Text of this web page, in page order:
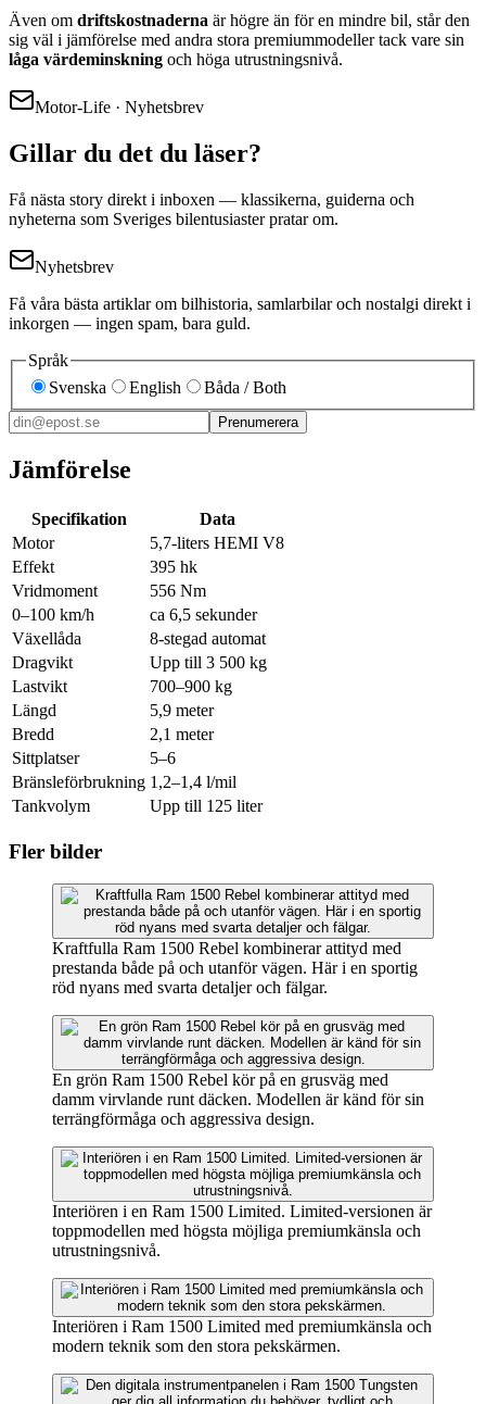
Även om driftskostnaderna är högre än för en mindre bil, står den
sig väl i jämförelse med andra stora premiummodeller tack vare sin
låga värdeminskning och höga utrustningsnivå.
Motor-Life · Nyhetsbrev
Gillar du det du läser?
Få nästa story direkt i inboxen — klassikerna, guiderna och
nyheterna som Sveriges bilentusiaster pratar om.
Nyhetsbrev
Få våra bästa artiklar om bilhistoria, samlarbilar och nostalgi direkt i
inkorgen — ingen spam, bara guld.
Språk
Svenska
English Båda / Both
Prenumerera
Jämförelse
Specifikation
Data
Motor
5,7-liters HEMI V8
Effekt
395 hk
Vridmoment
556 Nm
0–100 km/h
ca 6,5 sekunder
Växellåda
8-stegad automat
Dragvikt
Upp till 3 500 kg
Lastvikt
700–900 kg
Längd
5,9 meter
Bredd
2,1 meter
Sittplatser
5–6
Bränsleförbrukning 1,2–1,4 l/mil
Tankvolym
Upp till 125 liter
Fler bilder
Kraftfulla Ram 1500 Rebel kombinerar attityd med
prestanda både på och utanför vägen. Här i en sportig
röd nyans med svarta detaljer och fälgar.
En grön Ram 1500 Rebel kör på en grusväg med
damm virvlande runt däcken. Modellen är känd för sin
terrängförmåga och aggressiva design.
Interiören i en Ram 1500 Limited. Limited-versionen är
toppmodellen med högsta möjliga premiumkänsla och
utrustningsnivå.
Interiören i Ram 1500 Limited med premiumkänsla och
modern teknik som den stora pekskärmen.